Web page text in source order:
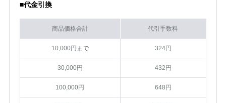
■代金引換
商品価格合計 代引手数料
10,000円まで 324円
30,000円 432円
100,000円 648円